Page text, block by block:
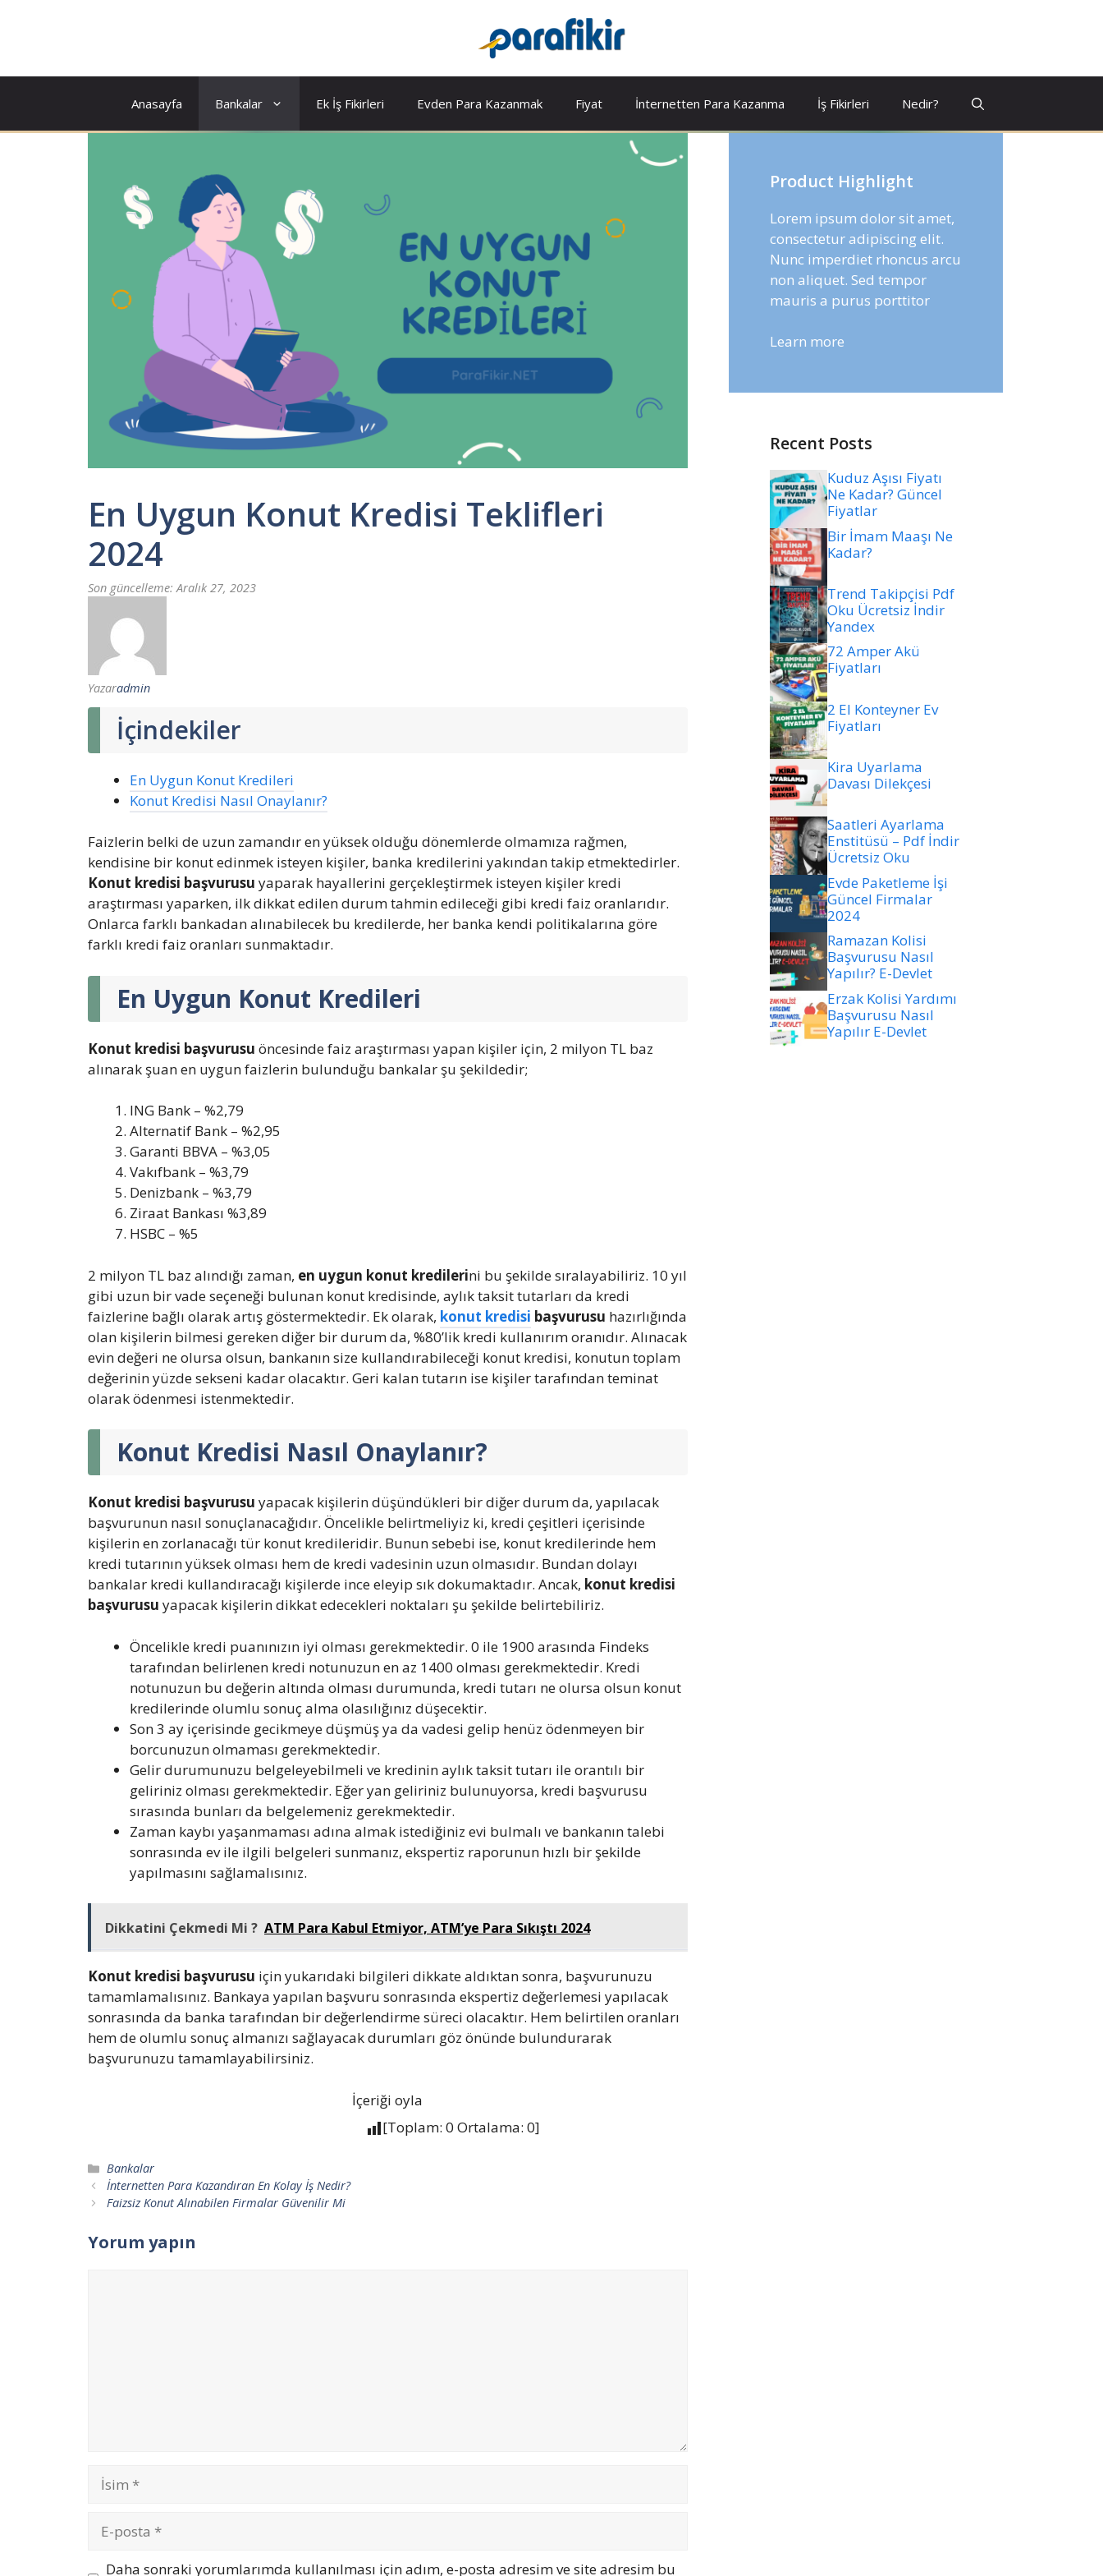
Anasayfa Bankalar Ek İş Fikirleri Evden Para Kazanmak Fiyat İnternetten Para Kazanma İş Fikirleri Nedir?
En Uygun Konut Kredisi Teklifleri
2024
Son güncelleme:Aralık 27, 2023
Yazaradmin
İçindekiler
En Uygun Konut Kredileri
Konut Kredisi Nasıl Onaylanır?
Faizlerin belki de uzun zamandır en yüksek olduğu dönemlerde olmamıza rağmen,
kendisine bir konut edinmek isteyen kişiler, banka kredilerini yakından takip etmektedirler.
Konut kredisi başvurusu yaparak hayallerini gerçekleştirmek isteyen kişiler kredi
araştırması yaparken, ilk dikkat edilen durum tahmin edileceği gibi kredi faiz oranlarıdır.
Onlarca farklı bankadan alınabilecek bu kredilerde, her banka kendi politikalarına göre
farklı kredi faiz oranları sunmaktadır.
En Uygun Konut Kredileri
Konut kredisi başvurusu öncesinde faiz araştırması yapan kişiler için, 2 milyon TL baz
alınarak şuan en uygun faizlerin bulunduğu bankalar şu şekildedir;
ING Bank – %2,79
Alternatif Bank – %2,95
Garanti BBVA – %3,05
Vakıfbank – %3,79
Denizbank – %3,79
Ziraat Bankası %3,89
HSBC – %5
2 milyon TL baz alındığı zaman, en uygun konut kredilerini bu şekilde sıralayabiliriz. 10 yıl
gibi uzun bir vade seçeneği bulunan konut kredisinde, aylık taksit tutarları da kredi
faizlerine bağlı olarak artış göstermektedir. Ek olarak, konut kredisi başvurusu hazırlığında
olan kişilerin bilmesi gereken diğer bir durum da, %80’lik kredi kullanırım oranıdır. Alınacak
evin değeri ne olursa olsun, bankanın size kullandırabileceği konut kredisi, konutun toplam
değerinin yüzde sekseni kadar olacaktır. Geri kalan tutarın ise kişiler tarafından teminat
olarak ödenmesi istenmektedir.
Konut Kredisi Nasıl Onaylanır?
Konut kredisi başvurusu yapacak kişilerin düşündükleri bir diğer durum da, yapılacak
başvurunun nasıl sonuçlanacağıdır. Öncelikle belirtmeliyiz ki, kredi çeşitleri içerisinde
kişilerin en zorlanacağı tür konut kredileridir. Bunun sebebi ise, konut kredilerinde hem
kredi tutarının yüksek olması hem de kredi vadesinin uzun olmasıdır. Bundan dolayı
bankalar kredi kullandıracağı kişilerde ince eleyip sık dokumaktadır. Ancak, konut kredisi
başvurusu yapacak kişilerin dikkat edecekleri noktaları şu şekilde belirtebiliriz.
Öncelikle kredi puanınızın iyi olması gerekmektedir. 0 ile 1900 arasında Findeks
tarafından belirlenen kredi notunuzun en az 1400 olması gerekmektedir. Kredi
notunuzun bu değerin altında olması durumunda, kredi tutarı ne olursa olsun konut
kredilerinde olumlu sonuç alma olasılığınız düşecektir.
Son 3 ay içerisinde gecikmeye düşmüş ya da vadesi gelip henüz ödenmeyen bir
borcunuzun olmaması gerekmektedir.
Gelir durumunuzu belgeleyebilmeli ve kredinin aylık taksit tutarı ile orantılı bir
geliriniz olması gerekmektedir. Eğer yan geliriniz bulunuyorsa, kredi başvurusu
sırasında bunları da belgelemeniz gerekmektedir.
Zaman kaybı yaşanmaması adına almak istediğiniz evi bulmalı ve bankanın talebi
sonrasında ev ile ilgili belgeleri sunmanız, ekspertiz raporunun hızlı bir şekilde
yapılmasını sağlamalısınız.
Dikkatini Çekmedi Mi ? ATM Para Kabul Etmiyor, ATM’ye Para Sıkıştı 2024
Konut kredisi başvurusu için yukarıdaki bilgileri dikkate aldıktan sonra, başvurunuzu
tamamlamalısınız. Bankaya yapılan başvuru sonrasında ekspertiz değerlemesi yapılacak
sonrasında da banka tarafından bir değerlendirme süreci olacaktır. Hem belirtilen oranları
hem de olumlu sonuç almanızı sağlayacak durumları göz önünde bulundurarak
başvurunuzu tamamlayabilirsiniz.
İçeriği oyla
[Toplam:0 Ortalama:0]
Kategoriler
Bankalar
İnternetten Para Kazandıran En Kolay İş Nedir?
Faizsiz Konut Alınabilen Firmalar Güvenilir Mi
Yorum yapın
İsim
posta
İnternet
Daha sonraki yorumlarımda kullanılması için adım, e-posta adresim ve site adresim bu
Product Highlight
Lorem ipsum dolor sit amet,
consectetur adipiscing elit.
Nunc imperdiet rhoncus arcu
non aliquet. Sed tempor
mauris a purus porttitor
Learn more
Recent Posts
Kuduz Aşısı Fiyatı
Ne Kadar? Güncel
Fiyatlar
Bir İmam Maaşı Ne
Kadar?
Trend Takipçisi Pdf
Oku Ücretsiz İndir
Yandex
72 Amper Akü
Fiyatları
2 El Konteyner Ev
Fiyatları
Kira Uyarlama
Davası Dilekçesi
Saatleri Ayarlama
Enstitüsü – Pdf İndir
Ücretsiz Oku
Evde Paketleme İşi
Güncel Firmalar
2024
Ramazan Kolisi
Başvurusu Nasıl
Yapılır? E-Devlet
Erzak Kolisi Yardımı
Başvurusu Nasıl
Yapılır E-Devlet